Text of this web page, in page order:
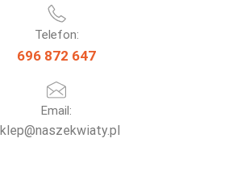
Telefon:
696 872 647
Email: